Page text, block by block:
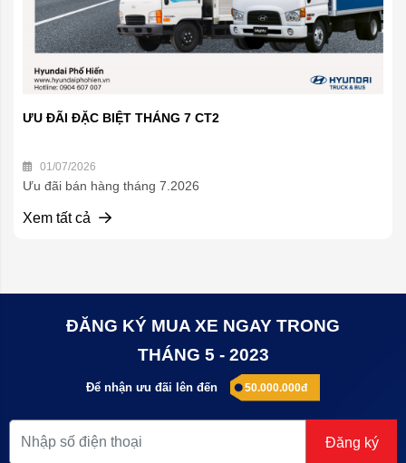
ƯU ĐÃI ĐẶC BIỆT THÁNG 7 CT2
01/07/2026
Ưu đãi bán hàng tháng 7.2026
Xem tất cả
ĐĂNG KÝ MUA XE NGAY TRONG
THÁNG 5 - 2023
Để nhận ưu đãi lên đến 50.000.000đ
Đăng ký